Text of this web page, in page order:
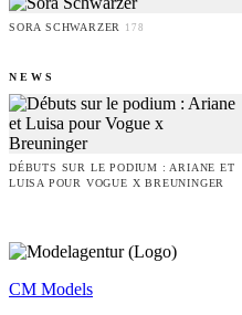
SORA SCHWARZER 178
NEWS
DÉBUTS SUR LE PODIUM : ARIANE ET
LUISA POUR VOGUE X BREUNINGER
CM Models